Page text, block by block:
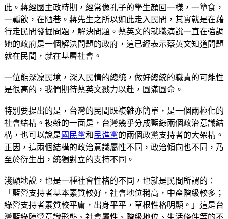
此。蔣經國主政時期，經常像孔子的學生顏回一樣，一簞食，
一瓢飲，在陋巷。蔣先生之所以如此走入民間，其實就是在藉
行走民間發掘問題，解決問題。蔡英文的就職演說一直在強調
她的政府是一個解決問題的政府，這已經表示蔡英文知道問題
就在民間，就在基層社會。
一位能深凜民境，深入民情的總統，做好總統的職責的可能性
是很高的，我們期待蔡英文戮力以赴，圓滿圓命。
特別要提出的是，台灣的民間既複雜亦簡單，是一個兩極化的
社會結構。複雜的一面是，台灣幾乎分成藍綠兩個政治意識結
構，也可以說是 國民黨和 民進黨的兩個政黨支持者的大架構。
正因，這兩個結構的政治意識屬性不同，政治傾向也不同，乃
至於衍生出，統獨對立的支持不同。
淺顯地說，也是一種社會性格的不同，也就是民間所謂的：
「藍營支持者基本素質較好，社會地位稍高，中產階級較多；
綠營支持者素質較平庸，出身平平，草根性格明顯。」這是台
灣藍綠陣營意識形態、社會屬性、階級地位、生活條件等的不